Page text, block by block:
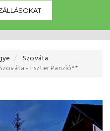
Szováta
- Eszter Panzió**